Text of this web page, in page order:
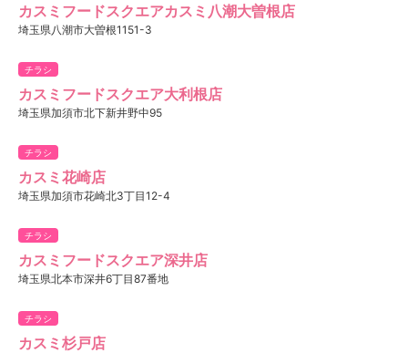
カスミフードスクエアカスミ八潮大曽根店
埼玉県八潮市大曽根1151-3
チラシ
カスミフードスクエア大利根店
埼玉県加須市北下新井野中95
チラシ
カスミ花崎店
埼玉県加須市花崎北3丁目12-4
チラシ
カスミフードスクエア深井店
埼玉県北本市深井6丁目87番地
チラシ
カスミ杉戸店